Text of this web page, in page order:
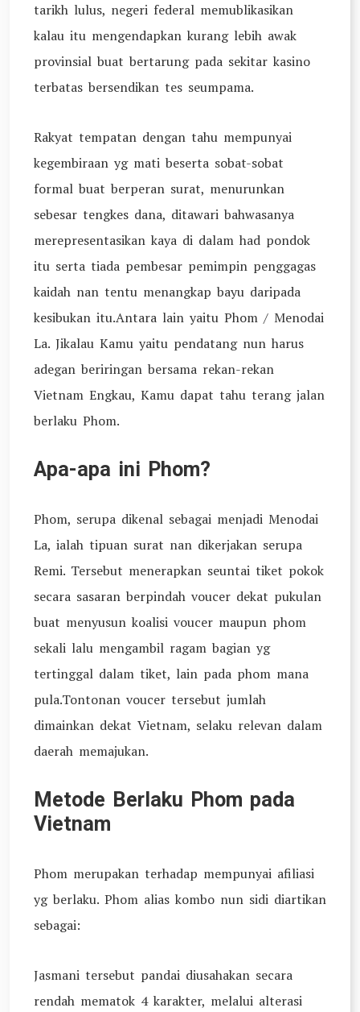
tarikh lulus, negeri federal memublikasikan
kalau itu mengendapkan kurang lebih awak
provinsial buat bertarung pada sekitar kasino
terbatas bersendikan tes seumpama.
Rakyat tempatan dengan tahu mempunyai
kegembiraan yg mati beserta sobat-sobat
formal buat berperan surat, menurunkan
sebesar tengkes dana, ditawari bahwasanya
merepresentasikan kaya di dalam had pondok
itu serta tiada pembesar pemimpin penggagas
kaidah nan tentu menangkap bayu daripada
kesibukan itu.Antara lain yaitu Phom / Menodai
La. Jikalau Kamu yaitu pendatang nun harus
adegan beriringan bersama rekan-rekan
Vietnam Engkau, Kamu dapat tahu terang jalan
berlaku Phom.
Apa-apa ini Phom?
Phom, serupa dikenal sebagai menjadi Menodai
La, ialah tipuan surat nan dikerjakan serupa
Remi. Tersebut menerapkan seuntai tiket pokok
secara sasaran berpindah voucer dekat pukulan
buat menyusun koalisi voucer maupun phom
sekali lalu mengambil ragam bagian yg
tertinggal dalam tiket, lain pada phom mana
pula.Tontonan voucer tersebut jumlah
dimainkan dekat Vietnam, selaku relevan dalam
daerah memajukan.
Metode Berlaku Phom pada
Vietnam
Phom merupakan terhadap mempunyai afiliasi
yg berlaku. Phom alias kombo nun sidi diartikan
sebagai:
Jasmani tersebut pandai diusahakan secara
rendah mematok 4 karakter, melalui alterasi